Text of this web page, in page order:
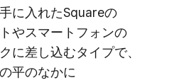
に​入れた​Squareの​
や​スマートフォンの​
に​差し込むタイプで、​
平の​なかに​